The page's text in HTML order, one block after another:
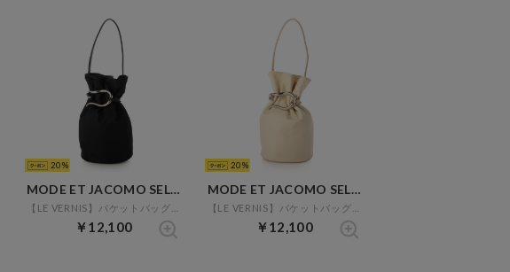
20
MODE ET JACOMO SELECT
￥12,100
20
MODE ET JACOMO SELECT
￥12,100